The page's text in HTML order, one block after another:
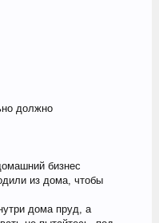
должно
бизнес
из дома, чтобы
дома пруд, а